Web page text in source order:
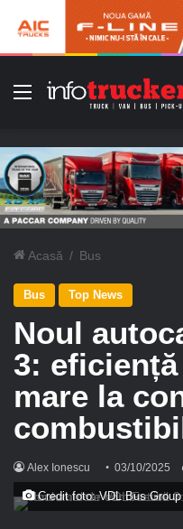
Meniu
Acasă / Bus
Bus Top News
Noul
3:
mare la
Alex Ionescu 03/10/2025
Credit foto: VDL Bus Group